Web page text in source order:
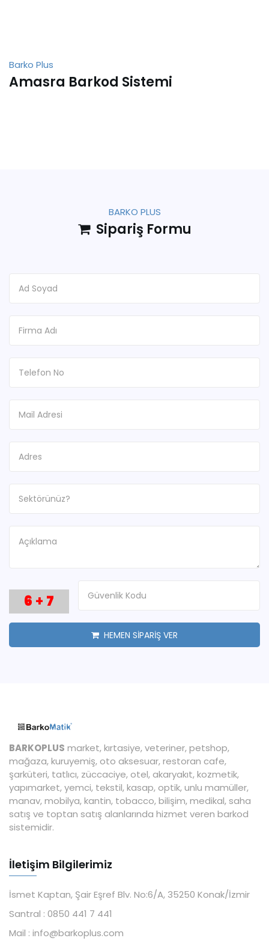
Barko Plus
Amasra Barkod Sistemi
BARKO PLUS
Sipariş Formu
6 + 7
HEMEN SİPARİŞ VER
BARKOPLUS market, kırtasiye, veteriner, petshop,
mağaza, kuruyemiş, oto aksesuar, restoran cafe,
şarküteri, tatlıcı, züccaciye, otel, akaryakıt, kozmetik,
yapımarket, yemci, tekstil, kasap, optik, unlu mamüller,
manav, mobilya, kantin, tobacco, bilişim, medikal, saha
satış ve toptan satış alanlarında hizmet veren barkod
sistemidir.
İletişim Bilgilerimiz
İsmet Kaptan, Şair Eşref Blv. No:6/A, 35250 Konak/İzmir
Santral : 0850 441 7 441
Mail : info@barkoplus.com